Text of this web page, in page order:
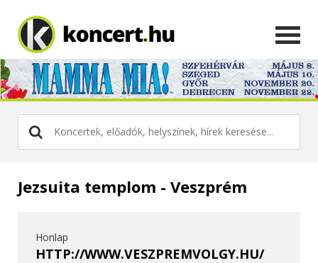
Jezsuita templom - Veszprém
Honlap
HTTP://WWW.VESZPREMVOLGY.HU/